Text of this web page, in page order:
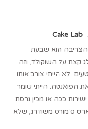
Cake Lab
הצריבה הוא שבעת
קצת על השוקולד, וזה
לא הייתי צורב אותו
הפואנטה. הייתי שומר
ככה או מכין גרסת
ס’מורס משודרג, שלא